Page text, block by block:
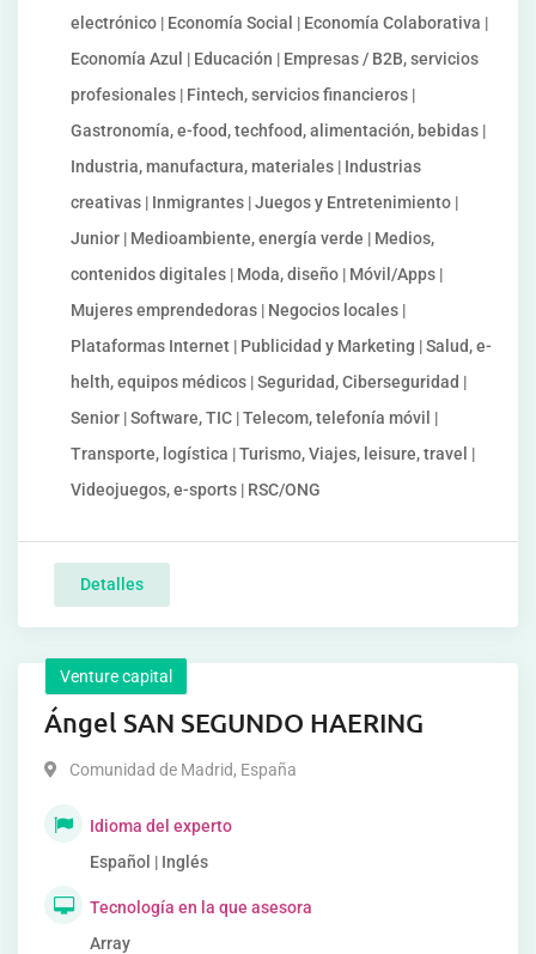
electrónico | Economía Social | Economía Colaborativa |
Economía Azul | Educación | Empresas / B2B, servicios
profesionales | Fintech, servicios financieros |
Gastronomía, e-food, techfood, alimentación, bebidas |
Industria, manufactura, materiales | Industrias
creativas | Inmigrantes | Juegos y Entretenimiento |
Junior | Medioambiente, energía verde | Medios,
contenidos digitales | Moda, diseño | Móvil/Apps |
Mujeres emprendedoras | Negocios locales |
Plataformas Internet | Publicidad y Marketing | Salud, e-
helth, equipos médicos | Seguridad, Ciberseguridad |
Senior | Software, TIC | Telecom, telefonía móvil |
Transporte, logística | Turismo, Viajes, leisure, travel |
Videojuegos, e-sports | RSC/ONG
Detalles
Venture capital
Ángel SAN SEGUNDO HAERING
Comunidad de Madrid, España
Idioma del experto
Español | Inglés
Tecnología en la que asesora
Array